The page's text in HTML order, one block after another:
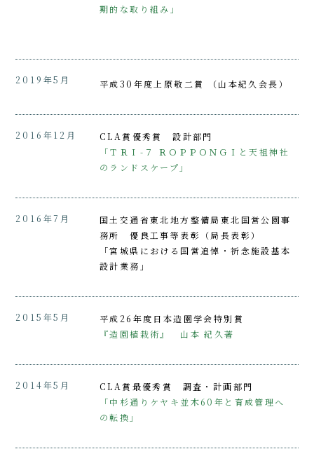
期的な取り組み」
2019年5月 平成30年度上原敬二賞 （山本紀久会長）
2016年12月
CLA賞優秀賞 設計部門
「ＴＲＩ-７ ＲＯＰＰＯＮＧＩと天祖神社
のランドスケープ」
2016年7月
国土交通省東北地方整備局東北国営公園事
務所 優良工事等表彰（局長表彰）
「宮城県における国営追悼・祈念施設基本
設計業務」
2015年5月
平成26年度日本造園学会特別賞
『造園植栽術』 山本 紀久著
2014年5月
CLA賞最優秀賞 調査・計画部門
「中杉通りケヤキ並木60年と育成管理へ
の転換」